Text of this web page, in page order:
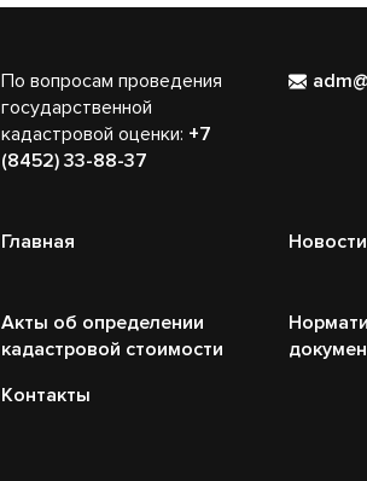
По вопросам проведения
государственной
кадастровой оценки: +7
(8452) 33-88-37
Главная Новости
Акты об определении
кадастровой стоимости
Контакты